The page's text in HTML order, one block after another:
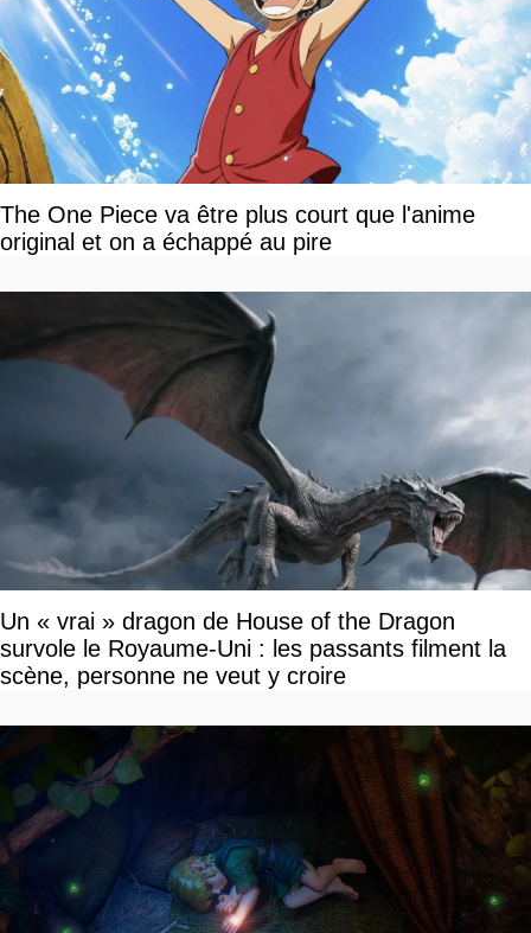
The One Piece va être plus court que l'anime
original et on a échappé au pire
Un « vrai » dragon de House of the Dragon
survole le Royaume-Uni : les passants filment la
scène, personne ne veut y croire